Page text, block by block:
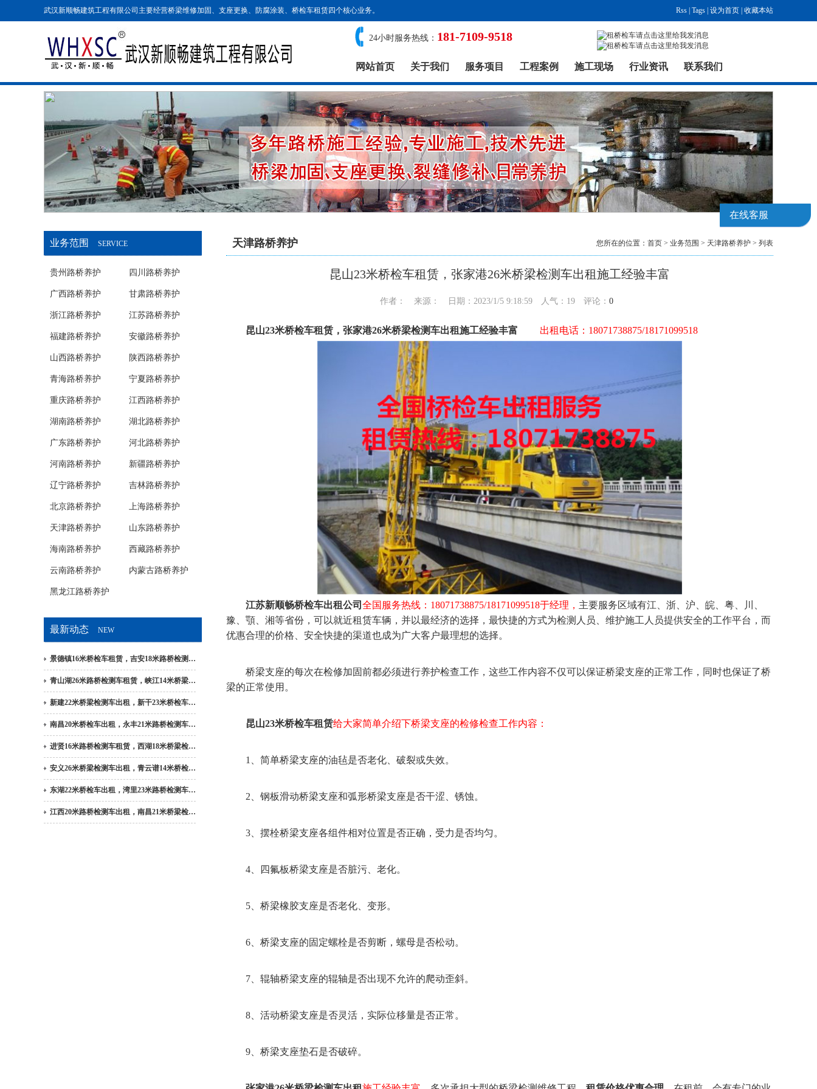
武汉新顺畅建筑工程有限公司主要经营桥梁维修加固、支座更换、防腐涂装、桥检车租赁四个核心业务。 Rss Tags 设为首页 收藏本站
24小时服务热线： 181-7109-9518
网站首页 关于我们 服务项目 工程案例 施工现场 行业资讯 联系我们
业务范围 SERVICE
贵州路桥养护 四川路桥养护
广西路桥养护 甘肃路桥养护
浙江路桥养护 江苏路桥养护
福建路桥养护 安徽路桥养护
山西路桥养护 陕西路桥养护
青海路桥养护 宁夏路桥养护
重庆路桥养护 江西路桥养护
湖南路桥养护 湖北路桥养护
广东路桥养护 河北路桥养护
河南路桥养护 新疆路桥养护
辽宁路桥养护 吉林路桥养护
北京路桥养护 上海路桥养护
天津路桥养护 山东路桥养护
海南路桥养护 西藏路桥养护
云南路桥养护 内蒙古路桥养护
黑龙江路桥养护
最新动态 NEW
景德镇16米桥检车租赁，吉安18米路桥检测…
青山湖26米路桥检测车租赁，峡江14米桥梁…
新建22米桥梁检测车出租，新干23米桥检车…
南昌20米桥检车出租，永丰21米路桥检测车…
进贤16米路桥检测车租赁，西湖18米桥梁检…
安义26米桥梁检测车出租，青云谱14米桥检…
东湖22米桥检车出租，湾里23米路桥检测车…
江西20米路桥检测车出租，南昌21米桥梁检…
您所在的位置： 首页 > 业务范围 > 天津路桥养护 > 列表
天津路桥养护
昆山23米桥检车租赁，张家港26米桥梁检测车出租施工经验丰富
作者： 来源： 日期：2023/1/5 9:18:59 人气： 19 评论： 0
昆山23米桥检车租赁，张家港26米桥梁检测车出租施工经验丰富 出租电话：18071738875/18171099518
江苏新顺畅桥检车出租公司 全国服务热线：18071738875/18171099518于经理， 主要服务区域有江、浙、沪、皖、粤、川、
豫、顎、湘等省份，可以就近租赁车辆，并以最经济的选择，最快捷的方式为检测人员、维护施工人员提供安全的工作平台，而
优惠合理的价格、安全快捷的渠道也成为广大客户最理想的选择。
桥梁支座的每次在检修加固前都必须进行养护检查工作，这些工作内容不仅可以保证桥梁支座的正常工作，同时也保证了桥
梁的正常使用。
昆山23米桥检车租赁给大家简单介绍下桥梁支座的检修检查工作内容：
1、简单桥梁支座的油毡是否老化、破裂或失效。
2、钢板滑动桥梁支座和弧形桥梁支座是否干涩、锈蚀。
3、摆栓桥梁支座各组件相对位置是否正确，受力是否均匀。
4、四氟板桥梁支座是否脏污、老化。
5、桥梁橡胶支座是否老化、变形。
6、桥梁支座的固定螺栓是否剪断，螺母是否松动。
7、辊轴桥梁支座的辊轴是否出现不允许的爬动歪斜。
8、活动桥梁支座是否灵活，实际位移量是否正常。
9、桥梁支座垫石是否破碎。
在线客服